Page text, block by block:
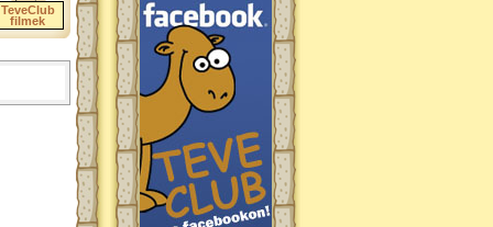
TeveClub
filmek